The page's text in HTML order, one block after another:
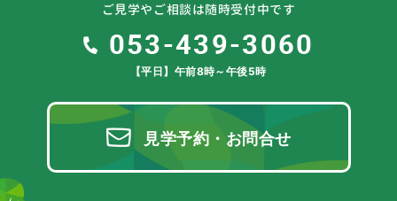
ご見学やご相談は随時受付中です
053-439-3060
【平日】午前8時～午後5時
見学予約・お問合せ